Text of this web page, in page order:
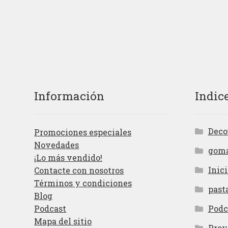
Información
Promociones especiales
Novedades
¡Lo más vendido!
Contacte con nosotros
Términos y condiciones
Blog
Podcast
Mapa del sitio